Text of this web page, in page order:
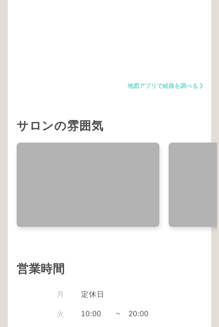
地図アプリで経路を調べる
サロンの雰囲気
営業時間
月 定休日
火 10:00 ~ 20:00